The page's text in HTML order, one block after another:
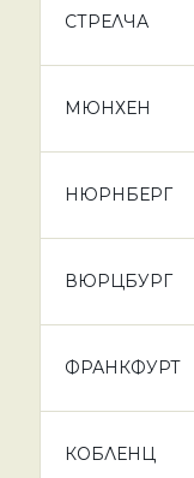
СТРЕЛЧА
МЮНХЕН
НЮРНБЕРГ
ВЮРЦБУРГ
ФРАНКФУРТ
КОБЛЕНЦ